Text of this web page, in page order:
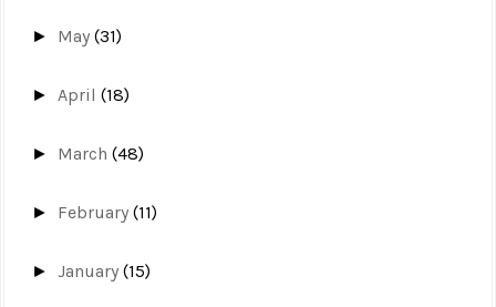
► May(31)
► April(18)
► March(48)
► February(11)
►January(15)